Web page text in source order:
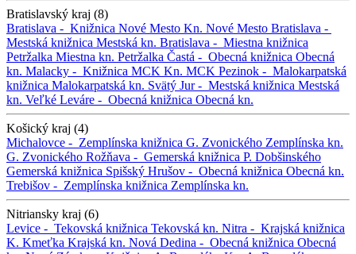
Bratislavský kraj (8)
Bratislava - Knižnica Nové Mesto Kn. Nové Mesto Bratislava -
Mestská knižnica Mestská kn. Bratislava - Miestna knižnica
Petržalka Miestna kn. Petržalka Častá - Obecná knižnica Obecná
kn. Malacky - Knižnica MCK Kn. MCK Pezinok - Malokarpatská
knižnica Malokarpatská kn. Svätý Jur - Mestská knižnica Mestská
kn. Veľké Leváre - Obecná knižnica Obecná kn.
Košický kraj (4)
Michalovce - Zemplínska knižnica G. Zvonického Zemplínska kn.
G. Zvonického Rožňava - Gemerská knižnica P. Dobšinského
Gemerská knižnica Spišský Hrušov - Obecná knižnica Obecná kn.
Trebišov - Zemplínska knižnica Zemplínska kn.
Nitriansky kraj (6)
Levice - Tekovská knižnica Tekovská kn. Nitra - Krajská knižnica
K. Kmeťka Krajská kn. Nová Dedina - Obecná knižnica Obecná